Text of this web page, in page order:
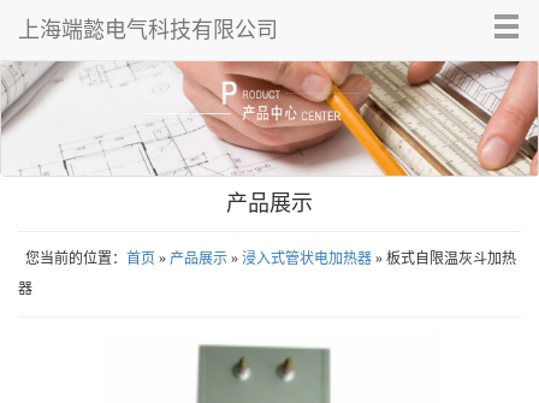
上海端懿电气科技有限公司
产品展示
您当前的位置： 首页 » 产品展示 » 浸入式管状电加热器 » 板式自限温灰斗加热
器